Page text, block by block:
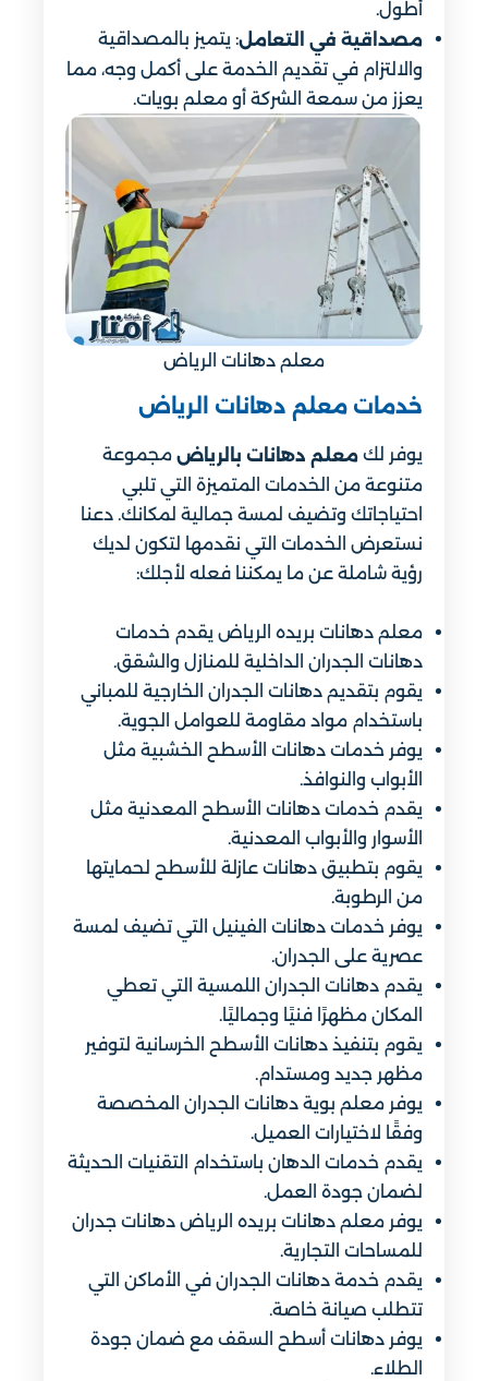
أطول.
مصداقية في التعامل: يتميز بالمصداقية
والالتزام في تقديم الخدمة على أكمل وجه، مما
يعزز من سمعة الشركة أو معلم بويات.
معلم دهانات الرياض
خدمات معلم دهانات الرياض
يوفر لك معلم دهانات بالرياض مجموعة
متنوعة من الخدمات المتميزة التي تلبي
احتياجاتك وتضيف لمسة جمالية لمكانك. دعنا
نستعرض الخدمات التي نقدمها لتكون لديك
رؤية شاملة عن ما يمكننا فعله لأجلك:
معلم دهانات بريده​ الرياض يقدم خدمات
دهانات الجدران الداخلية للمنازل والشقق.
يقوم بتقديم دهانات الجدران الخارجية للمباني
باستخدام مواد مقاومة للعوامل الجوية.
يوفر خدمات دهانات الأسطح الخشبية مثل
الأبواب والنوافذ.
يقدم خدمات دهانات الأسطح المعدنية مثل
الأسوار والأبواب المعدنية.
يقوم بتطبيق دهانات عازلة للأسطح لحمايتها
من الرطوبة.
يوفر خدمات دهانات الفينيل التي تضيف لمسة
عصرية على الجدران.
يقدم دهانات الجدران اللمسية التي تعطي
المكان مظهرًا فنيًا وجماليًا.
يقوم بتنفيذ دهانات الأسطح الخرسانية لتوفير
مظهر جديد ومستدام.
يوفر معلم بوية ​دهانات الجدران المخصصة
وفقًا لاختيارات العميل.
يقدم خدمات الدهان باستخدام التقنيات الحديثة
لضمان جودة العمل.
يوفر معلم دهانات بريده الرياض دهانات جدران
للمساحات التجارية.
يقدم خدمة دهانات الجدران في الأماكن التي
تتطلب صيانة خاصة.
يوفر دهانات أسطح السقف مع ضمان جودة
الطلاء.